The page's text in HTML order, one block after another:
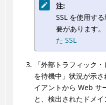
注:
SSL を使用す
要があります。
た SSL
「外部トラフィック
を待機中」状況が示
イアントから Web サ
と、検出されたドメ